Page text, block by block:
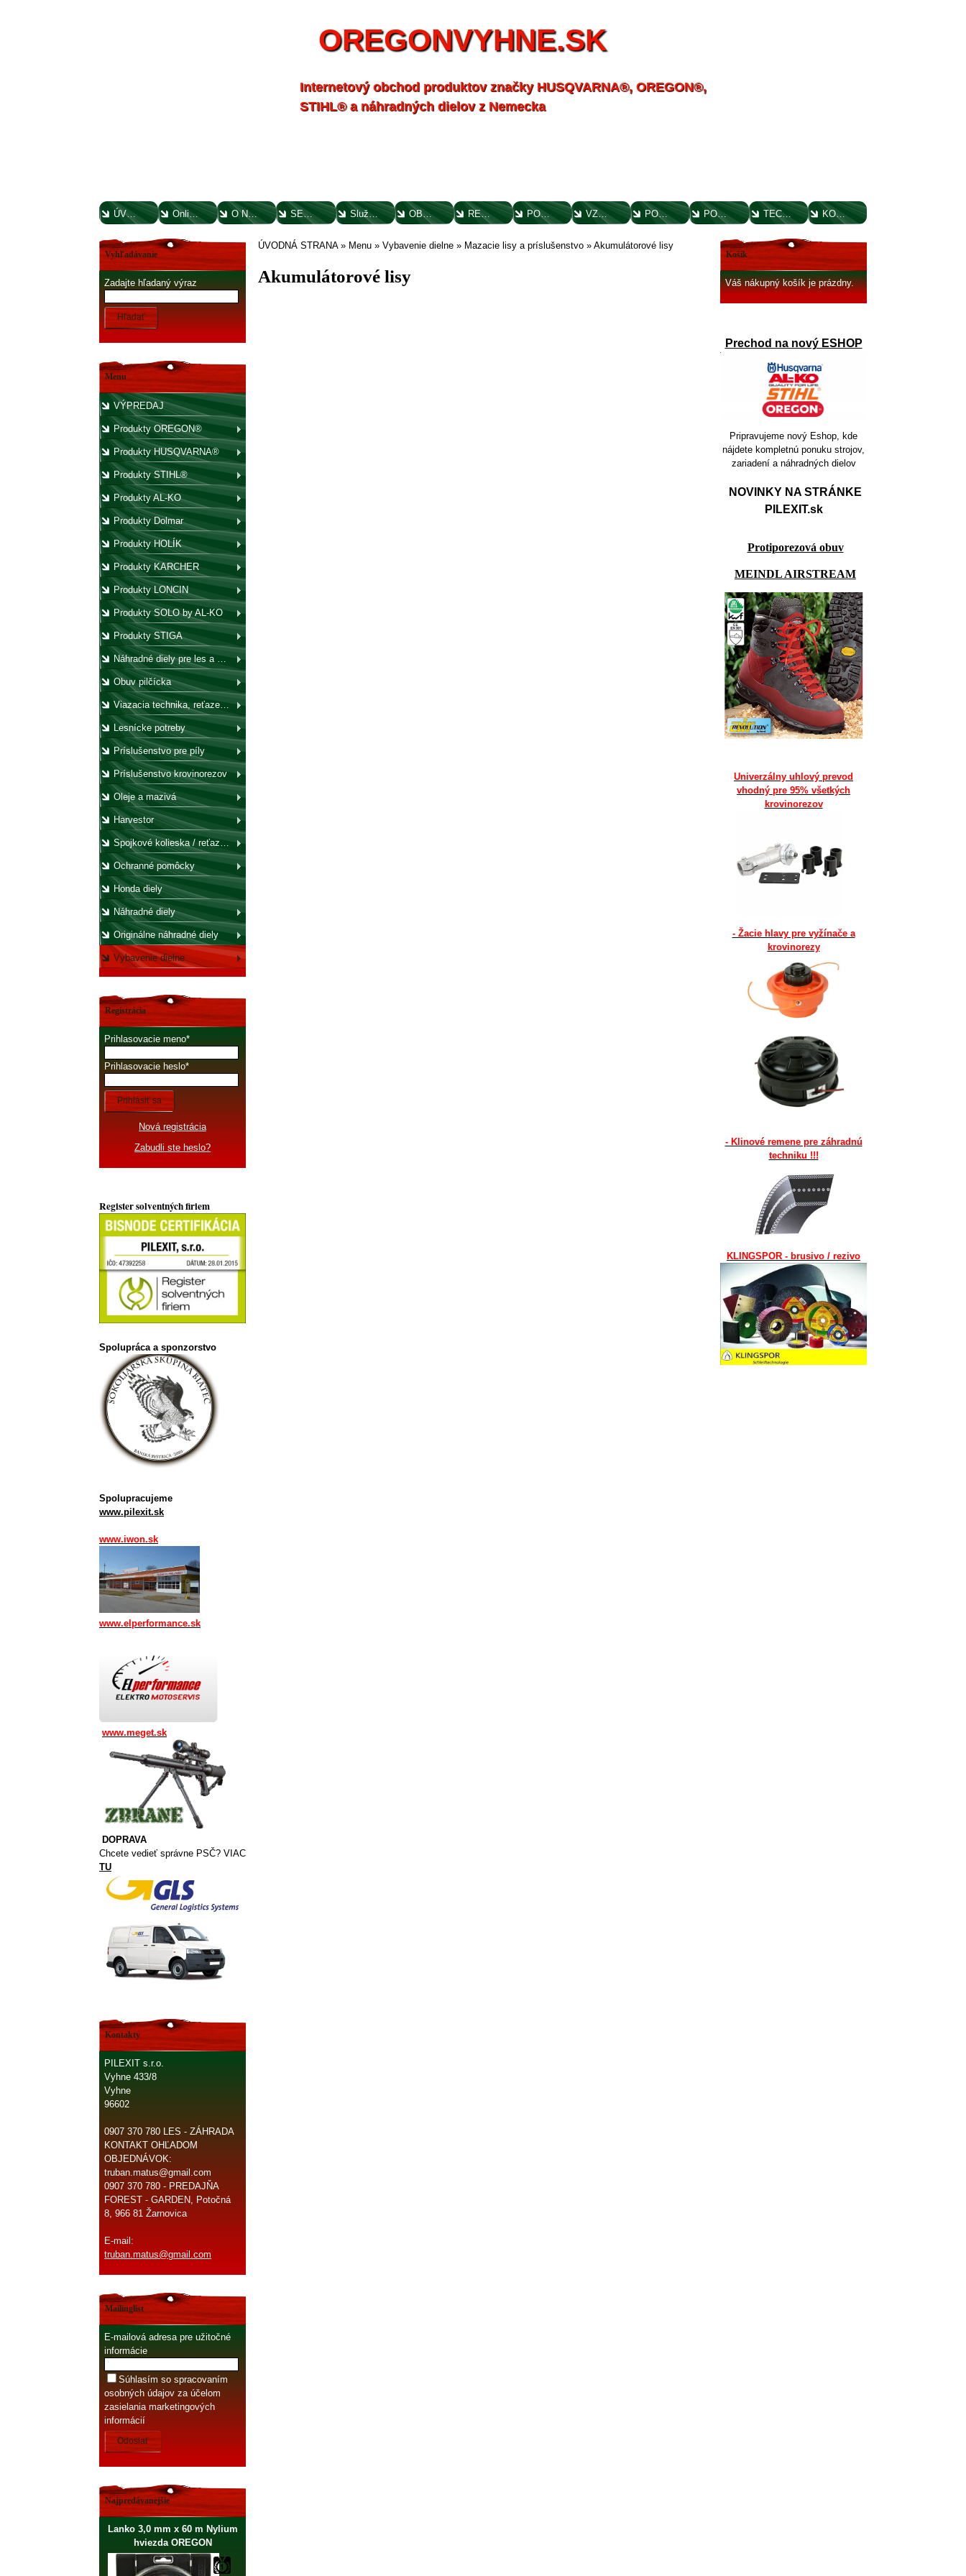
OREGONVYHNE.SK
Internetový obchod produktov značky HUSQVARNA®, OREGON®,
STIHL® a náhradných dielov z Nemecka
ÚVODNÁ STRANA Online parts katalógy O NÁS SERVIS Služby - záhrada OBCHODNÉ PODMIENKY REKLAMAČNÝ PORIADOK POTVRDENIE O VYTKNUTÍ VADY VZOROVÝ FORMULÁR ODSTÚPENIA OD ZMLUVY POUČENIE O UPLATNENÍ PRÁVA SPOTREBITEĽA PORADENSTVO TECHNICKÉ VÝKRESY KONTAKT
Vyhľadávanie
Zadajte hľadaný výraz
Hľadať
Menu
VÝPREDAJ
Produkty OREGON®
Produkty HUSQVARNA®
Produkty STIHL®
Produkty AL-KO
Produkty Dolmar
Produkty HOLÍK
Produkty KARCHER
Produkty LONCIN
Produkty SOLO by AL-KO
Produkty STIGA
Náhradné diely pre les a záhradu
Obuv pilčícka
Viazacia technika, reťaze, laná, háky, kladky
Lesnícke potreby
Príslušenstvo pre píly
Príslušenstvo krovinorezov
Oleje a mazivá
Harvestor
Spojkové kolieska / reťazovky
Ochranné pomôcky
Honda diely
Náhradné diely
Originálne náhradné diely
Vybavenie dielne
Registrácia
Prihlasovacie meno
Prihlasovacie heslo
Prihlásiť sa
Nová registrácia
Zabudli ste heslo?
Register solventných firiem
Spolupráca a sponzorstvo
Spolupracujeme
www.pilexit.sk
www.iwon.sk
www.elperformance.sk
www.meget.sk
DOPRAVA
Chcete vedieť správne PSČ? VIAC
TU
Kontakty
PILEXIT s.r.o.
Vyhne 433/8
Vyhne
96602
0907 370 780 LES - ZÁHRADA
KONTAKT OHĽADOM
OBJEDNÁVOK:
truban.matus@gmail.com
0907 370 780 - PREDAJŇA
FOREST - GARDEN, Potočná
8, 966 81 Žarnovica
E-mail:
truban.matus@gmail.com
Mailinglist
E-mailová adresa pre užitočné
informácie
Súhlasím so spracovaním
osobných údajov za účelom
zasielania marketingových
informácií
Odoslať
Najpredávanejšie
Lanko 3,0 mm x 60 m Nylium
hviezda OREGON
ÚVODNÁ STRANA» Menu » Vybavenie dielne » Mazacie lisy a príslušenstvo » Akumulátorové lisy
Akumulátorové lisy
Košík
Váš nákupný košík je prázdny.
Prechod na nový ESHOP
Pripravujeme nový Eshop, kde
nájdete kompletnú ponuku strojov,
zariadení a náhradných dielov
NOVINKY NA STRÁNKE
PILEXIT.sk
Protiporezová obuv
MEINDL AIRSTREAM
Univerzálny uhlový prevod
vhodný pre 95% všetkých
krovinorezov
- Žacie hlavy pre vyžínače a
krovinorezy
- Klinové remene pre záhradnú
techniku !!!
KLINGSPOR - brusivo / rezivo